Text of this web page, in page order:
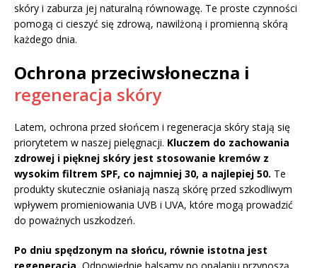
skóry i zaburza jej naturalną równowagę. Te proste czynności
pomogą ci cieszyć się zdrową, nawilżoną i promienną skórą
każdego dnia.
Ochrona przeciwsłoneczna i
regeneracja skóry
Latem, ochrona przed słońcem i regeneracja skóry stają się
priorytetem w naszej pielęgnacji. Kluczem do zachowania
zdrowej i pięknej skóry jest stosowanie kremów z
wysokim filtrem SPF, co najmniej 30, a najlepiej 50. Te
produkty skutecznie osłaniają naszą skórę przed szkodliwym
wpływem promieniowania UVB i UVA, które mogą prowadzić
do poważnych uszkodzeń.
Po dniu spędzonym na słońcu, równie istotna jest